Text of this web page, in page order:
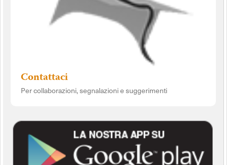
Contattaci
Per collaborazioni, segnalazioni e suggerimenti